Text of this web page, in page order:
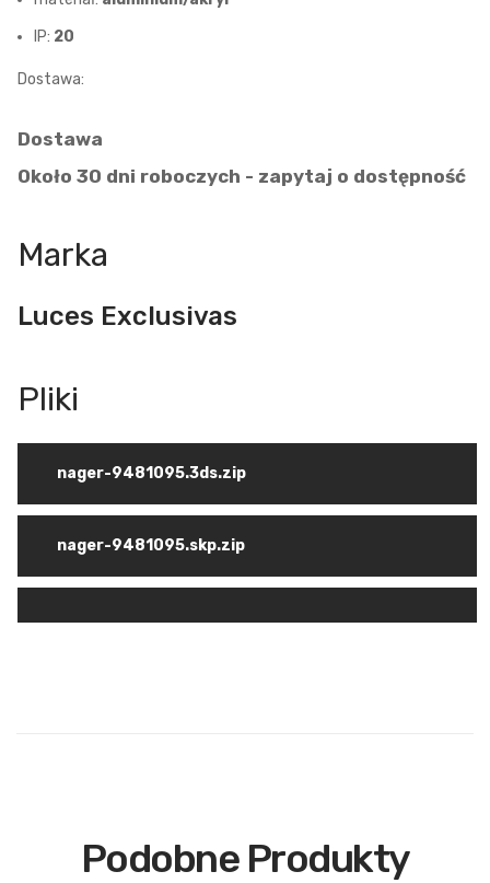
IP: 20
Dostawa:
Dostawa
Około 30 dni roboczych - zapytaj o dostępność
Marka
Luces Exclusivas
nager-9481095.3ds.zip
nager-9481095.skp.zip
Podobne Produkty